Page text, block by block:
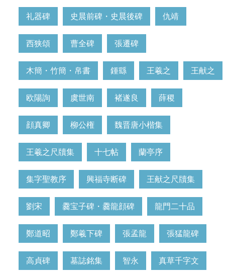
礼器碑 史晨前碑・史晨後碑 仇靖
西狭頌 曹全碑 張遷碑
木簡・竹簡・帛書 鍾繇 王羲之 王献之
欧陽詢 虞世南 褚遂良 薛稷
顔真卿 柳公権 魏晋唐小楷集
王羲之尺牘集 十七帖 蘭亭序
集字聖教序 興福寺断碑 王献之尺牘集
劉宋 爨宝子碑・爨龍顔碑 龍門二十品
鄭道昭 鄭羲下碑 張孟龍 張猛龍碑
高貞碑 墓誌銘集 智永 真草千字文